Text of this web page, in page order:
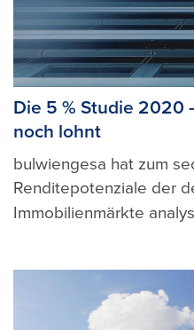
Die 5 % Studie 2020
noch lohnt
bulwiengesa hat zum
Renditepotenziale der
Immobilienmärkte